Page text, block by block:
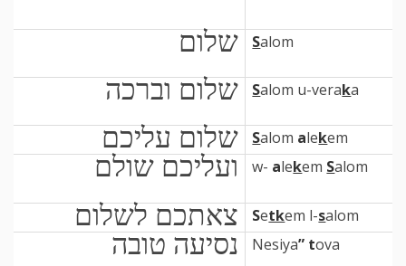
שלום Salom
שלום וברכה Salom u-veraka
שלום עליכם Salom alekem
ועליכם שולם w- alekem Salom
צאתכם לשלום Setkem l-salom
נסיעה טובה Nesiya” tova